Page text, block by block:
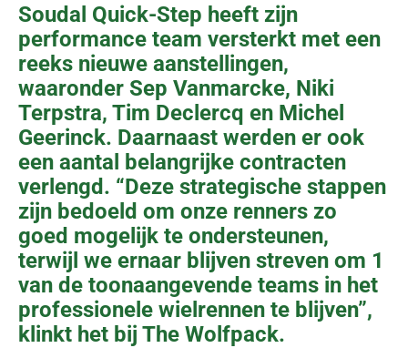
Soudal Quick-Step heeft zijn
performance team versterkt met een
reeks nieuwe aanstellingen,
waaronder Sep Vanmarcke, Niki
Terpstra, Tim Declercq en Michel
Geerinck. Daarnaast werden er ook
een aantal belangrijke contracten
verlengd. “Deze strategische stappen
zijn bedoeld om onze renners zo
goed mogelijk te ondersteunen,
terwijl we ernaar blijven streven om 1
van de toonaangevende teams in het
professionele wielrennen te blijven”,
klinkt het bij The Wolfpack.